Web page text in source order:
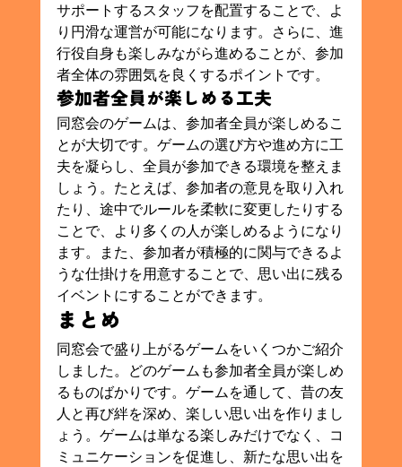
サポートするスタッフを配置することで、よ
り円滑な運営が可能になります。さらに、進
行役自身も楽しみながら進めることが、参加
者全体の雰囲気を良くするポイントです。
参加者全員が楽しめる工夫
同窓会のゲームは、参加者全員が楽しめるこ
とが大切です。ゲームの選び方や進め方に工
夫を凝らし、全員が参加できる環境を整えま
しょう。たとえば、参加者の意見を取り入れ
たり、途中でルールを柔軟に変更したりする
ことで、より多くの人が楽しめるようになり
ます。また、参加者が積極的に関与できるよ
うな仕掛けを用意することで、思い出に残る
イベントにすることができます。
まとめ
同窓会で盛り上がるゲームをいくつかご紹介
しました。どのゲームも参加者全員が楽しめ
るものばかりです。ゲームを通して、昔の友
人と再び絆を深め、楽しい思い出を作りまし
ょう。ゲームは単なる楽しみだけでなく、コ
ミュニケーションを促進し、新たな思い出を